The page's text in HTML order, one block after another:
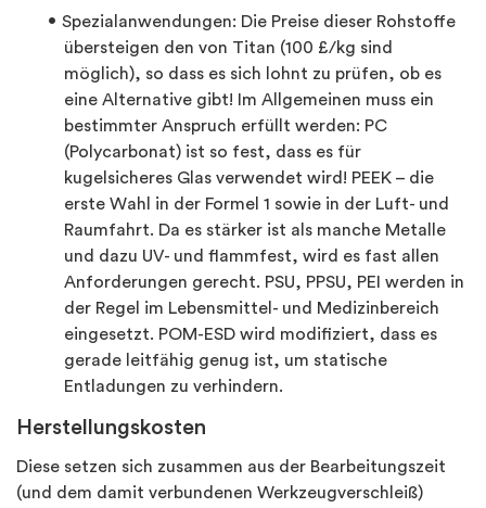
Spezialanwendungen: Die Preise dieser Rohstoffe
übersteigen den von Titan (100 £/kg sind
möglich), so dass es sich lohnt zu prüfen, ob es
eine Alternative gibt! Im Allgemeinen muss ein
bestimmter Anspruch erfüllt werden: PC
(Polycarbonat) ist so fest, dass es für
kugelsicheres Glas verwendet wird! PEEK – die
erste Wahl in der Formel 1 sowie in der Luft- und
Raumfahrt. Da es stärker ist als manche Metalle
und dazu UV- und flammfest, wird es fast allen
Anforderungen gerecht. PSU, PPSU, PEI werden in
der Regel im Lebensmittel- und Medizinbereich
eingesetzt. POM-ESD wird modifiziert, dass es
gerade leitfähig genug ist, um statische
Entladungen zu verhindern.
Herstellungskosten
Diese setzen sich zusammen aus der Bearbeitungszeit
(und dem damit verbundenen Werkzeugverschleiß)